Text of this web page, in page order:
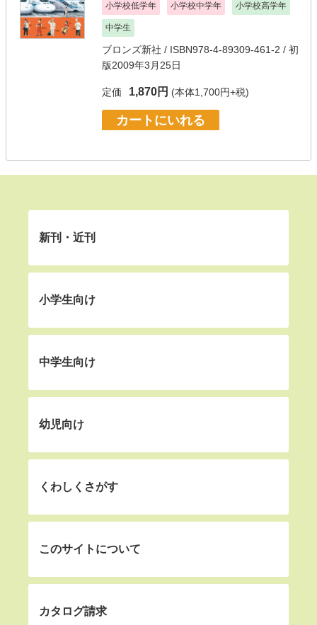
小学校低学年 小学校中学年 小学校高学年
中学生
ブロンズ新社 / ISBN978-4-89309-461-2 / 初
版2009年3月25日
定価 1,870円 (本体1,700円+税)
カートにいれる
新刊・近刊
小学生向け
中学生向け
幼児向け
くわしくさがす
このサイトについて
カタログ請求